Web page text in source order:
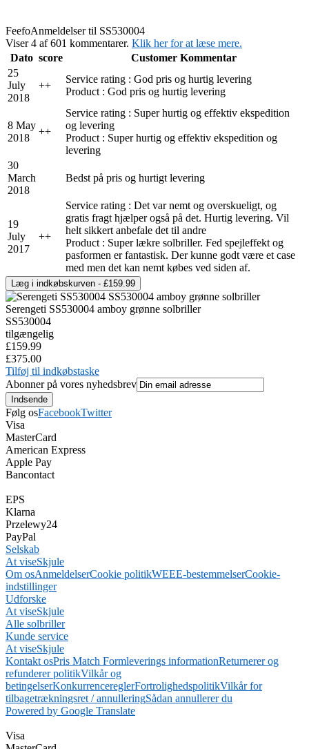
FeefoAnmeldelser til SS530004
Viser 4 af 601 kommentarer. Klik her for at læse mere.
Dato score
Customer Kommentar
25
July
2018
++
Service rating : God pris og hurtig levering
Product : God pris og hurtig levering
8 May
2018
++
Service rating : Super hurtig og effektiv ekspedition
og levering
Product : Super hurtig og effektiv ekspedition og
levering
30
March
2018
Bedst på pris og hurtigt levering
19
July
2017
++
Service rating : Det var nemt og overskueligt, og
gratis fragt hjælper også på det. Hurtig levering. Vil
helt sikkert anbefale det til andre
Product : Super lækre solbriller. Fed spejleffekt og
pasformen er fantastisk. Der kunne godt være et case
med men det kan nemt købes ved siden af.
Serengeti SS530004 amboy grønne solbriller
SS530004
tilgængelig
£159.99
£375.00
Tilføj til indkøbstaske
Abonner på vores nyhedsbrev
Følg osFacebookTwitter
Visa
MasterCard
American Express
Apple Pay
Bancontact
EPS
Klarna
Przelewy24
PayPal
Selskab
At viseSkjule
Om osAnmeldelserCookie politikWEEE-bestemmelserCookie-
indstillinger
Udforske
At viseSkjule
Alle solbriller
Kunde service
At viseSkjule
Kontakt osPris Match Formleverings informationReturnerer og
refunderer politikVilkår og
betingelserKonkurrencereglerFortrolighedspolitikVilkår for
tilbagetrækningsret / annulleringSådan annullerer du
Powered by Google Translate
Visa